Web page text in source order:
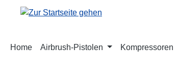
Hauptinhalt springen
Zur Suche springen
Zur Hauptnavigation springen
Home Airbrush-Pistolen Kompressoren